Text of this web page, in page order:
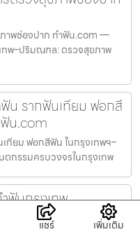
าพช่องปาก ทำฟัน.com —
พ–ปริมณฑล: ตรวจสุขภาพ
น รากฟันเทียม ฟอกสี
น.com
ทียม ฟอกสีฟัน ในกรุงเทพฯ–
รรมครบวงจรในกรุงเทพ
ฟันกรุงเทพ
แชร์ เพิ่มเติม